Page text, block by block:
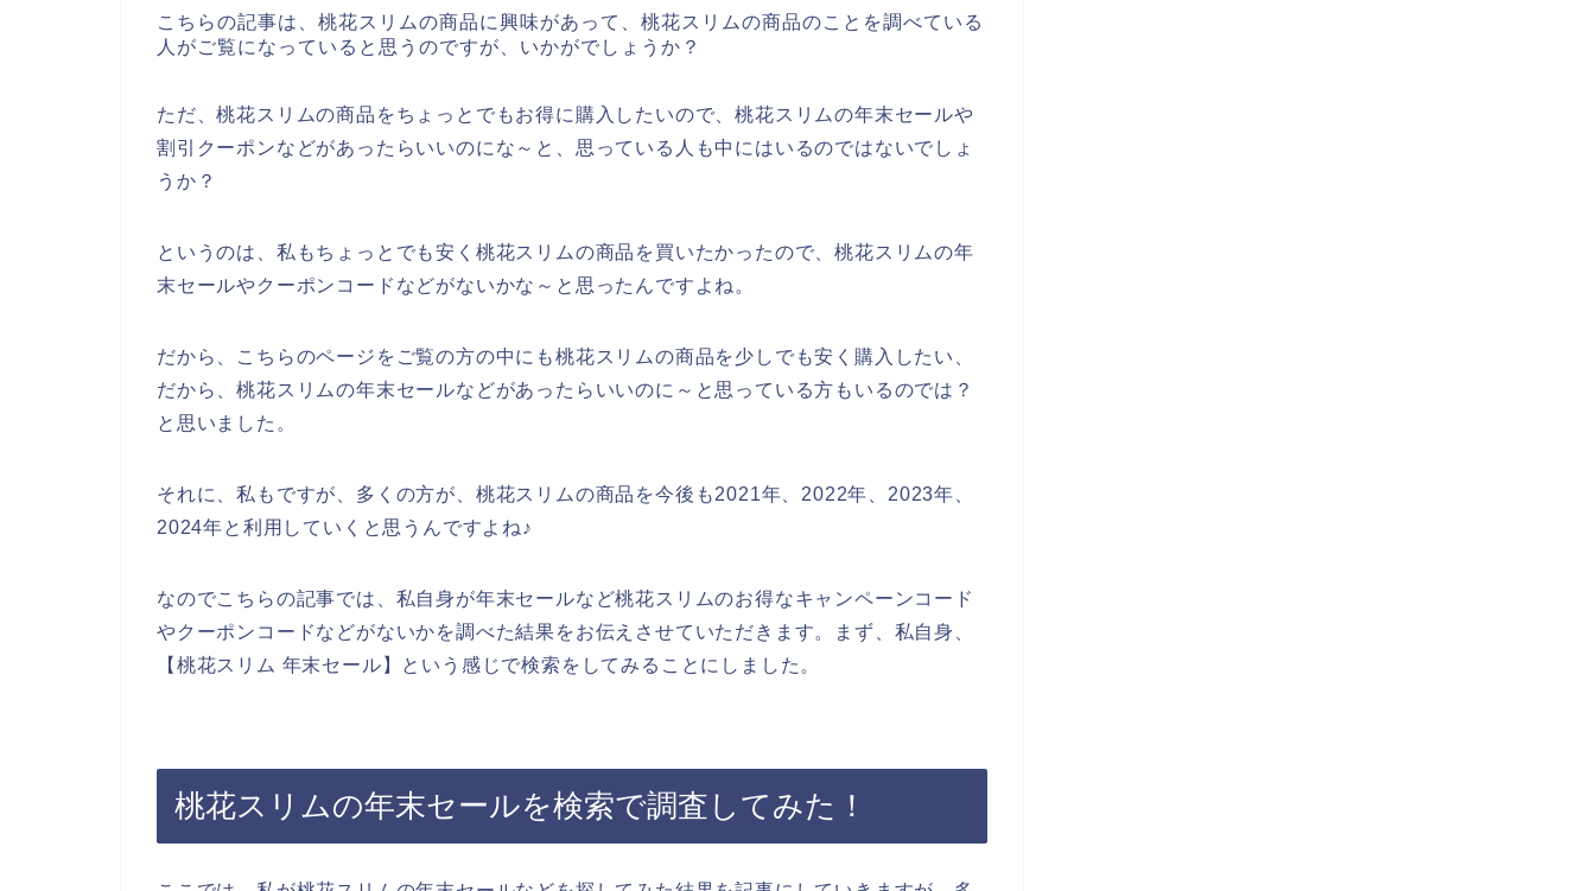
こちらの記事は、桃花スリムの商品に興味があって、桃花スリムの商品のことを調べている
人がご覧になっていると思うのですが、いかがでしょうか？
ただ、桃花スリムの商品をちょっとでもお得に購入したいので、桃花スリムの年末セールや
割引クーポンなどがあったらいいのにな～と、思っている人も中にはいるのではないでしょ
うか？
というのは、私もちょっとでも安く桃花スリムの商品を買いたかったので、桃花スリムの年
末セールやクーポンコードなどがないかな～と思ったんですよね。
だから、こちらのページをご覧の方の中にも桃花スリムの商品を少しでも安く購入したい、
だから、桃花スリムの年末セールなどがあったらいいのに～と思っている方もいるのでは？
と思いました。
それに、私もですが、多くの方が、桃花スリムの商品を今後も2021年、2022年、2023年、
2024年と利用していくと思うんですよね♪
なのでこちらの記事では、私自身が年末セールなど桃花スリムのお得なキャンペーンコード
やクーポンコードなどがないかを調べた結果をお伝えさせていただきます。まず、私自身、
【桃花スリム 年末セール】という感じで検索をしてみることにしました。
桃花スリムの年末セールを検索で調査してみた！